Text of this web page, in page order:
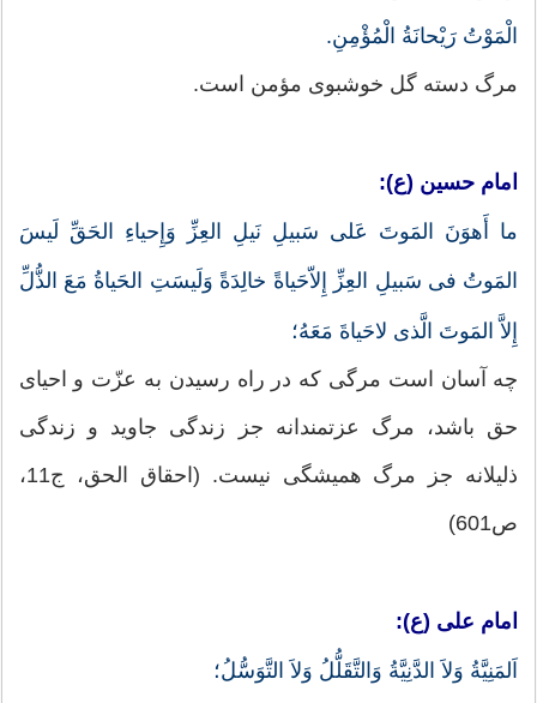
الْمَوْتُ رَيْحانَةُ الْمُؤْمِنِ.
مرگ دسته گل خوشبوى مؤمن است.
امام حسین (ع):
ما أَهوَنَ المَوتَ عَلى سَبیلِ نَیلِ العِزِّ وَإِحیاءِ الحَقِّ لَیسَ
المَوتُ فى سَبیلِ العِزِّ إِلاّحَیاةً خالِدَةً وَلَیسَتِ الحَیاةُ مَعَ الذُّلِّ
إِلاَّ المَوتَ الَّذى لاحَیاةَ مَعَهُ؛
چه آسان است مرگى كه در راه رسیدن به عزّت و احیاى
حق باشد، مرگ عزتمندانه جز زندگى جاوید و زندگى
ذلیلانه جز مرگ همیشگى نیست. (احقاق الحق، ج11،
ص601)
امام على (ع):
اَلمَنِیَّةُ وَلاَ الدَّنِیَّةُ وَالتَّقَلُّلُ وَلاَ التَّوَسُّلُ؛